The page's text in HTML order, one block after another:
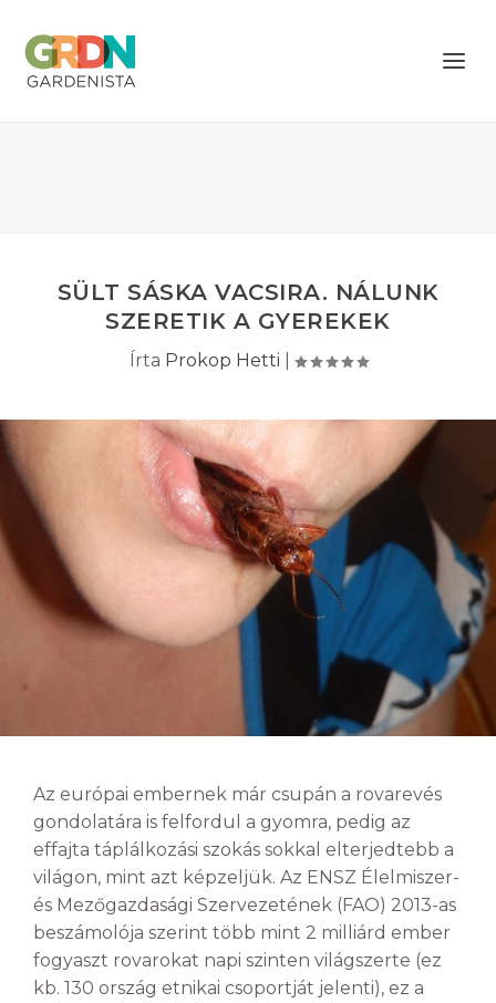
SÜLT SÁSKA VACSIRA. NÁLUNK
SZERETIK A GYEREKEK
Írta Prokop Hetti
Az európai embernek már csupán a rovarevés
gondolatára is felfordul a gyomra, pedig az
effajta táplálkozási szokás sokkal elterjedtebb a
világon, mint azt képzeljük. Az ENSZ Élelmiszer-
és Mezőgazdasági Szervezetének (FAO) 2013-as
beszámolója szerint több mint 2 milliárd ember
fogyaszt rovarokat napi szinten világszerte (ez
kb. 130 ország etnikai csoportját jelenti), ez a